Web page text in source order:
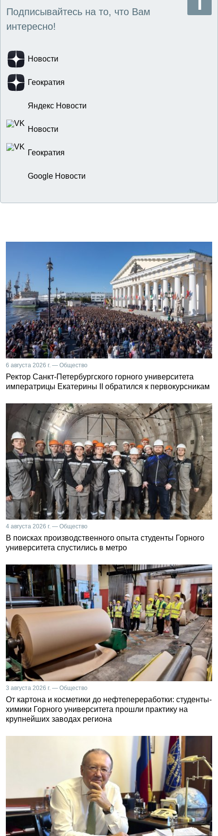
Подписывайтесь на то, что Вам
интересно!
Новости
Геократия
Яндекс Новости
Новости
Геократия
Google Новости
6 августа 2026 г. — Общество
Ректор Санкт-Петербургского горного университета
императрицы Екатерины II обратился к первокурсникам
4 августа 2026 г. — Общество
В поисках производственного опыта студенты Горного
университета спустились в метро
3 августа 2026 г. — Общество
От картона и косметики до нефтепереработки: студенты-
химики Горного университета прошли практику на
крупнейших заводах региона